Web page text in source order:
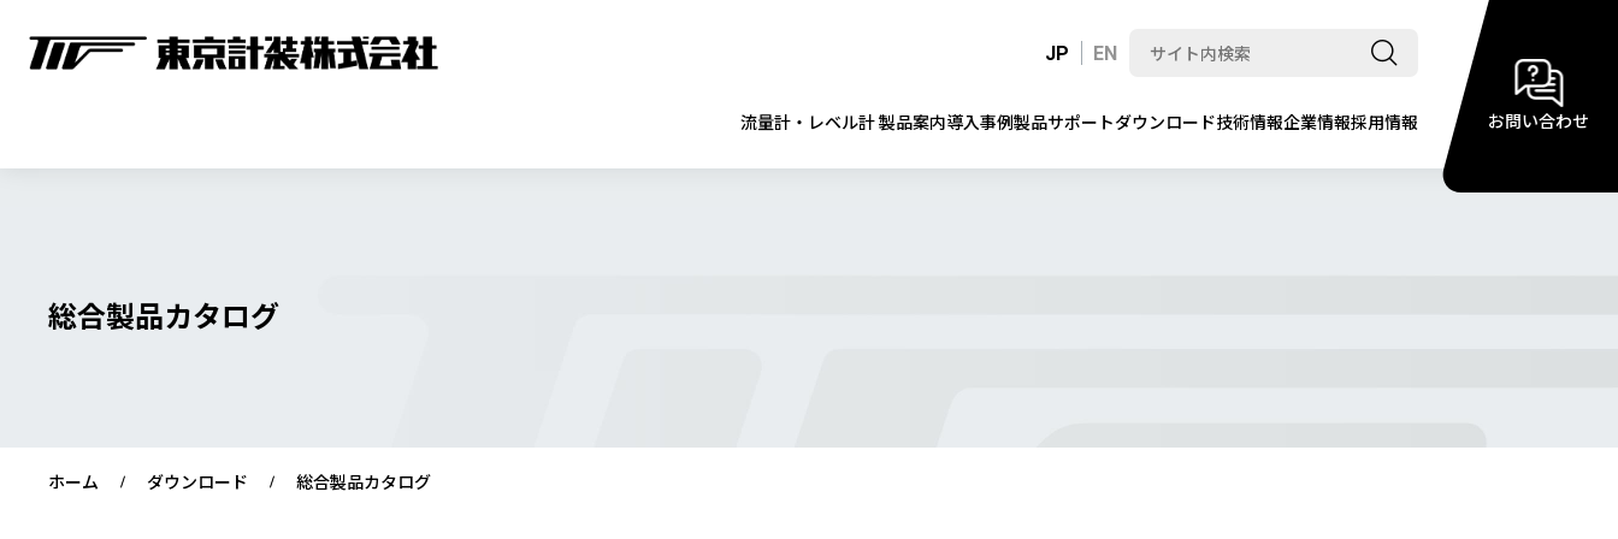
JP EN
お問い合わせ
流量計・レベル計 製品案内導入事例製品サポートダウンロード技術情報企業情報採用情報
総合製品カタログ
ホーム ダウンロード 総合製品カタログ